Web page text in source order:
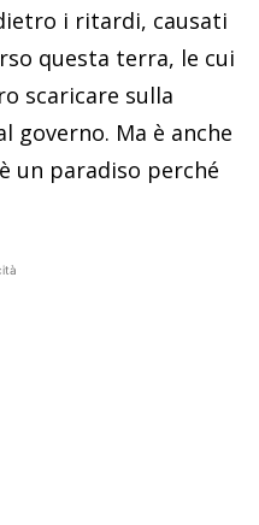
i ritardi, causati
questa terra, le cui
scaricare sulla
governo. Ma è anche
un paradiso perché